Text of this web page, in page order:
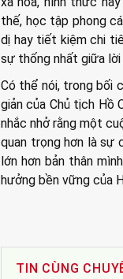
thế, học tập phong
dị hay tiết kiệm chi
sự thống nhất giữa lời
Có thể nói, trong bối
giản của Chủ tịch Hồ
nhắc nhở rằng một
quan trọng hơn là sự
lớn hơn bản thân
hưởng bền vững của
TIN CÙNG